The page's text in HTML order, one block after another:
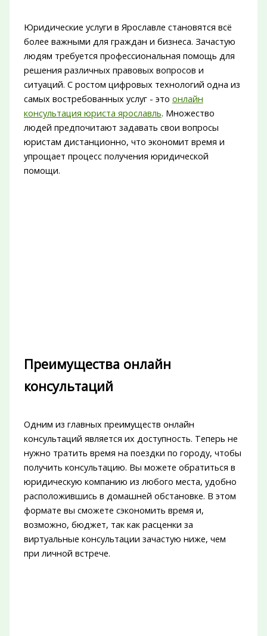
Юридические услуги в Ярославле становятся всё
более важными для граждан и бизнеса. Зачастую
людям требуется профессиональная помощь для
решения различных правовых вопросов и
ситуаций. С ростом цифровых технологий одна из
самых востребованных услуг - это онлайн
консультация юриста ярославль. Множество
людей предпочитают задавать свои вопросы
юристам дистанционно, что экономит время и
упрощает процесс получения юридической
помощи.
Преимущества онлайн
консультаций
Одним из главных преимуществ онлайн
консультаций является их доступность. Теперь не
нужно тратить время на поездки по городу, чтобы
получить консультацию. Вы можете обратиться в
юридическую компанию из любого места, удобно
расположившись в домашней обстановке. В этом
формате вы сможете сэкономить время и,
возможно, бюджет, так как расценки за
виртуальные консультации зачастую ниже, чем
при личной встрече.